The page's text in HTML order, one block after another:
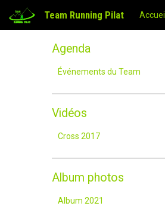
Team Running Pilat Accueil
Agenda
Événements du Team
Vidéos
Cross 2017
Album photos
Album 2021